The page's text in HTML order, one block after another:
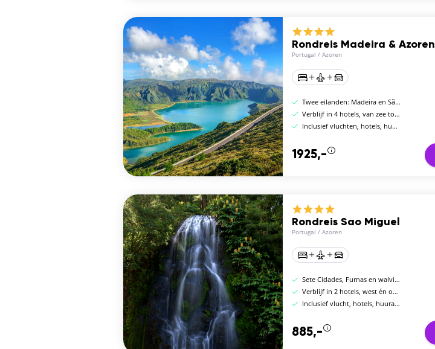
Rondreis Madeira & Azoren
Portugal / Azoren
Twee eilanden: Madeira en São Miguel (Azoren)
Verblijf in 4 hotels, van zee tot geothermisch hart
Inclusief vluchten, hotels, huurauto en ontbijt
1925,-
Rondreis Sao Miguel
Portugal / Azoren
Sete Cidades, Furnas en walvissen spotten
Verblijf in 2 hotels, west én oost van São Miguel
Inclusief vlucht, hotels, huurauto en ontbijt
885,-